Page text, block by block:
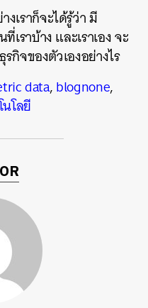
เราก็จะได้รู้ว่า มี
เราบ้าง และเราเอง จะ
กิจของตัวเองอย่างไร
data,blognone,
โลยี